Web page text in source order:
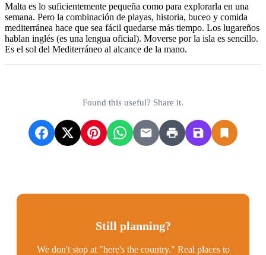
Malta es lo suficientemente pequeña como para explorarla en una
semana. Pero la combinación de playas, historia, buceo y comida
mediterránea hace que sea fácil quedarse más tiempo. Los lugareños
hablan inglés (es una lengua oficial). Moverse por la isla es sencillo.
Es el sol del Mediterráneo al alcance de la mano.
Found this useful? Share it.
Still planning?
We don't stop at "here's the country." Real places to